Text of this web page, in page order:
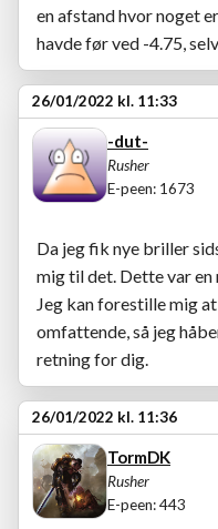
en afstand hvor noget
havde før ved -4.75,
26/01/2022 kl. 11:33
-dut-
Rusher
E-peen: 1673
Da jeg fik nye briller
mig til det. Dette var
Jeg kan forestille mig
omfattende, så jeg
retning for dig.
26/01/2022 kl. 11:36
TormDK
Rusher
E-peen: 443